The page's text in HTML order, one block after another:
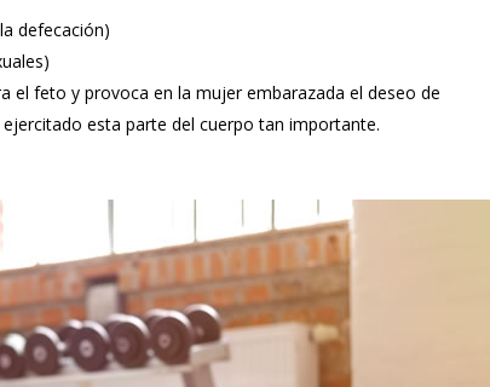
defecación)
el feto y provoca en la mujer embarazada el deseo de
esta parte del cuerpo tan importante.